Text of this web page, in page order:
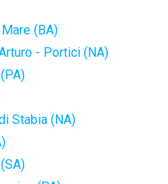
(BA)
- Portici (NA)
Stabia (NA)